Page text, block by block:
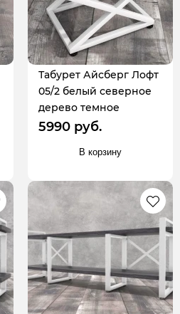
Табурет Айсберг Лофт
05/2 белый северное
дерево темное
5990 руб.
В корзину